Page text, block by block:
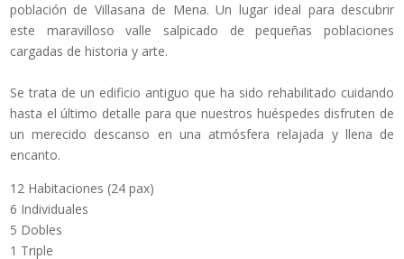
población de Villasana de Mena. Un lugar ideal para descubrir
este maravilloso valle salpicado de pequeñas poblaciones
cargadas de historia y arte.
Se trata de un edificio antiguo que ha sido rehabilitado cuidando
hasta el último detalle para que nuestros huéspedes disfruten de
un merecido descanso en una atmósfera relajada y llena de
encanto.
12 Habitaciones (24 pax)
6 Individuales
5 Dobles
1 Triple